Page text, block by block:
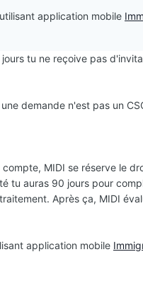
application mobile
tu ne reçoive pas
demande n'est pas un
MIDI se réserve le
tu auras 90 jours pour
Après ça, MIDI
application mobile